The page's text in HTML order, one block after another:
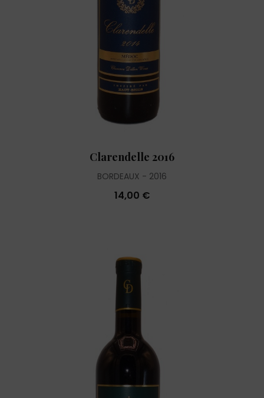
Clarendelle 2016
BORDEAUX 2016
14,00 €